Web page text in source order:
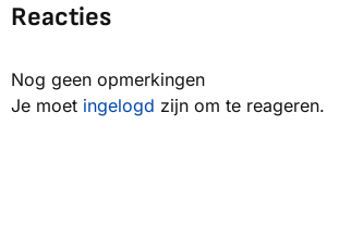
Reacties
Nog geen opmerkingen
Je moet ingelogd zijn om te reageren.